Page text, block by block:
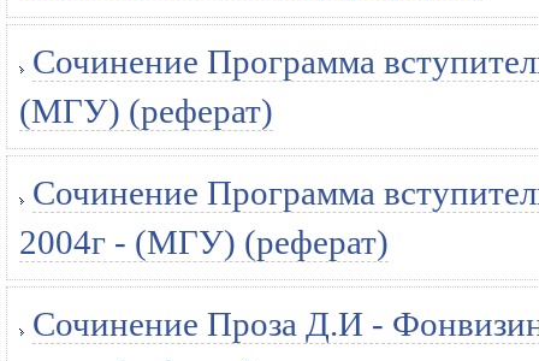
Сочинение Программа
(МГУ) (реферат)
Сочинение Программа
2004г - (МГУ) (реферат)
Сочинение Проза Д.И -